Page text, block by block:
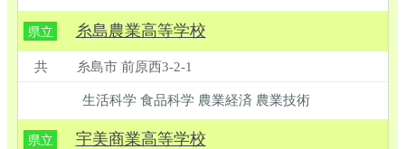
県立 糸島農業高等学校
共 糸島市 前原西3-2-1
生活科学 食品科学 農業経済 農業技術
県立 宇美商業高等学校